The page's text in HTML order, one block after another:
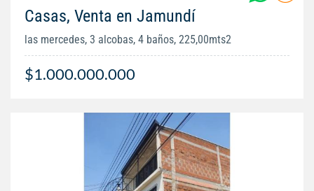
Casas, Venta en Jamundí
las mercedes, 3 alcobas, 4 baños, 225,00mts2
$1.000.000.000